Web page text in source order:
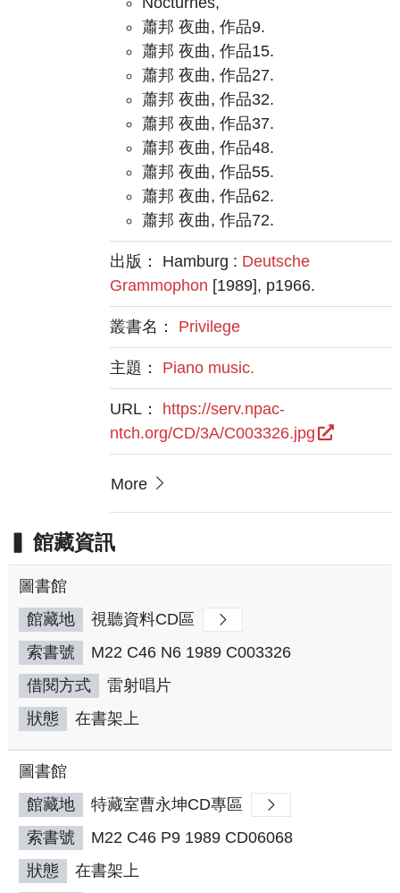
蕭邦 夜曲, 作品9.
蕭邦 夜曲, 作品15.
蕭邦 夜曲, 作品27.
蕭邦 夜曲, 作品32.
蕭邦 夜曲, 作品37.
蕭邦 夜曲, 作品48.
蕭邦 夜曲, 作品55.
蕭邦 夜曲, 作品62.
蕭邦 夜曲, 作品72.
出版： Hamburg : Deutsche
Grammophon [1989], p1966.
叢書名： Privilege
主題： Piano music.
URL： https://serv.npac-
ntch.org/CD/3A/C003326.jpg
More
館藏資訊
圖書館
館藏地
視聽資料CD區
索書號
M22 C46 N6 1989 C003326
借閱方式
雷射唱片
狀態
在書架上
圖書館
館藏地
特藏室曹永坤CD專區
索書號
M22 C46 P9 1989 CD06068
狀態
在書架上